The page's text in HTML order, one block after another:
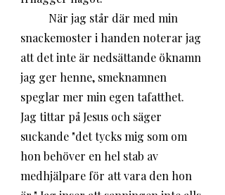
snackemoster i handen noterar jag
att det inte är nedsättande öknamn
jag ger henne, smeknamnen
speglar mer min egen tafatthet.
Jag tittar på Jesus och säger
suckande "det tycks mig som om
hon behöver en hel stab av
medhjälpare för att vara den hon